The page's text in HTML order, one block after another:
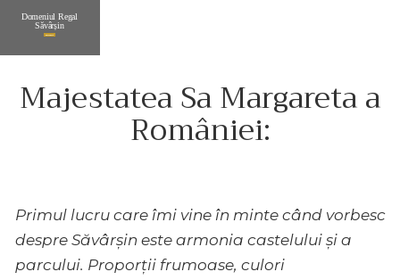
Domeniul Regal
Săvârșin
Majestatea Sa Margareta a
României:
Primul lucru care îmi vine în minte când vorbesc
despre Săvârșin este armonia castelului și a
parcului. Proporții frumoase, culori